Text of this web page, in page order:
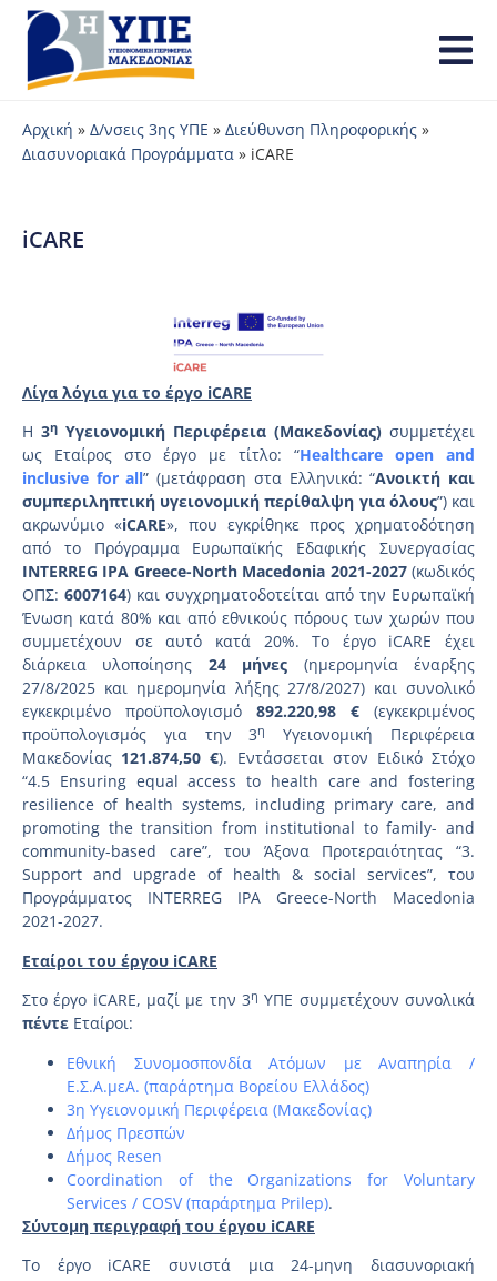
Αρχική » Δ/νσεις 3ης ΥΠΕ » Διεύθυνση Πληροφορικής »
Διασυνοριακά Προγράμματα » iCARE
iCARE
Λίγα λόγια για το έργο iCARE
Η 3η Υγειονομική Περιφέρεια (Μακεδονίας) συμμετέχει
ως Εταίρος στο έργο με τίτλο: “Healthcare open and
inclusive forall” (μετάφραση στα Ελληνικά: “Ανοικτή και
συμπεριληπτική υγειονομική περίθαλψη για όλους”) και
ακρωνύμιο «iCARE», που εγκρίθηκε προς χρηματοδότηση
από το Πρόγραμμα Ευρωπαϊκής Εδαφικής Συνεργασίας
INTERREG IPA Greece-North Macedonia 2021-2027(κωδικός
ΟΠΣ: 6007164) και συγχρηματοδοτείται από την Ευρωπαϊκή
Ένωση κατά 80% και από εθνικούς πόρους των χωρών που
συμμετέχουν σε αυτό κατά 20%. Το έργο iCARE έχει
διάρκεια υλοποίησης 24 μήνες (ημερομηνία έναρξης
27/8/2025 και ημερομηνία λήξης 27/8/2027) και συνολικό
εγκεκριμένο προϋπολογισμό 892.220,98 € (εγκεκριμένος
προϋπολογισμός για την 3η
Υγειονομική Περιφέρεια
Μακεδονίας 121.874,50 €). Εντάσσεται στον Ειδικό Στόχο
“4.5 Ensuring equal access to health care and fostering
resilience of health systems, including primary care, and
promoting the transition from institutional to family- and
community-based care”, του Άξονα Προτεραιότητας “3.
Support and upgrade of health & social services”, του
Προγράμματος INTERREG IPA Greece-North Macedonia
2021-2027.
Εταίροι του έργου iCARE
Στο έργο iCARE, μαζί με την 3η ΥΠΕ συμμετέχουν συνολικά
πέντε Εταίροι:
Εθνική Συνομοσπονδία Ατόμων με Αναπηρία /
Ε.Σ.Α.μεΑ. (παράρτημα Βορείου Ελλάδος)
3η Υγειονομική Περιφέρεια (Μακεδονίας)
Δήμος Πρεσπών
Δήμος Resen
Coordination of the Organizations for Voluntary
Services / COSV (παράρτημα Prilep).
Σύντομη περιγραφή του έργου iCARE
Το έργο iCARE συνιστά μια 24-μηνη διασυνοριακή